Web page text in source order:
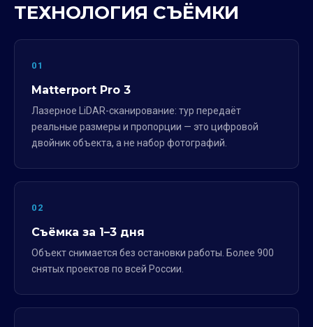
ТЕХНОЛОГИЯ СЪЁМКИ
01
Matterport Pro 3
Лазерное LiDAR-сканирование: тур передаёт
реальные размеры и пропорции — это цифровой
двойник объекта, а не набор фотографий.
02
Съёмка за 1–3 дня
Объект снимается без остановки работы. Более 900
снятых проектов по всей России.